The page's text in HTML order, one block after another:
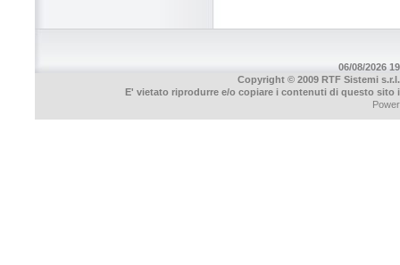
06/08/2026
Copyright © 2009 RTF Sistemi
E' vietato riprodurre e/o copiare i contenuti di questo